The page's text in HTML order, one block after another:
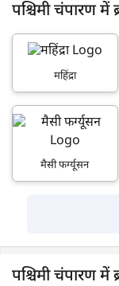
पश्चिमी चंपारण में
महिंद्रा
मैसी फर्ग्यूसन
पश्चिमी चंपारण में